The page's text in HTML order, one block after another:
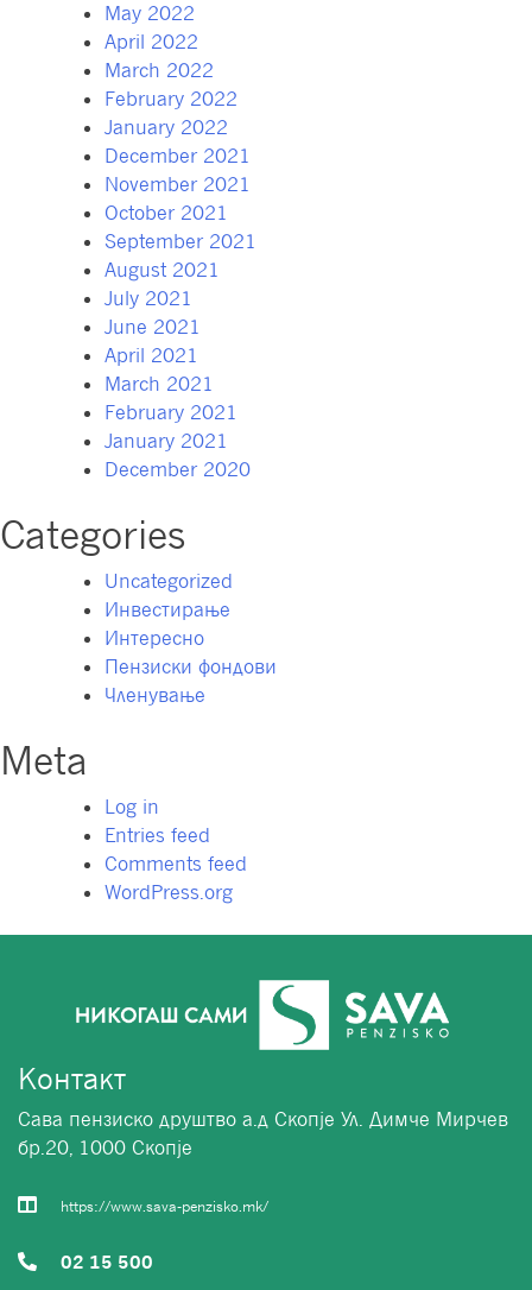
May 2022
April 2022
March 2022
February 2022
January 2022
December 2021
November 2021
October 2021
September 2021
August 2021
July 2021
June 2021
April 2021
March 2021
February 2021
January 2021
December 2020
Categories
Uncategorized
Инвестирање
Интересно
Пензиски фондови
Членување
Meta
Log in
Entries feed
Comments feed
WordPress.org
Контакт
Сава пензиско друштво а.д Скопје Ул. Димче Мирчев
бр.20, 1000 Скопје
https://www.sava-penzisko.mk/
02 15 500